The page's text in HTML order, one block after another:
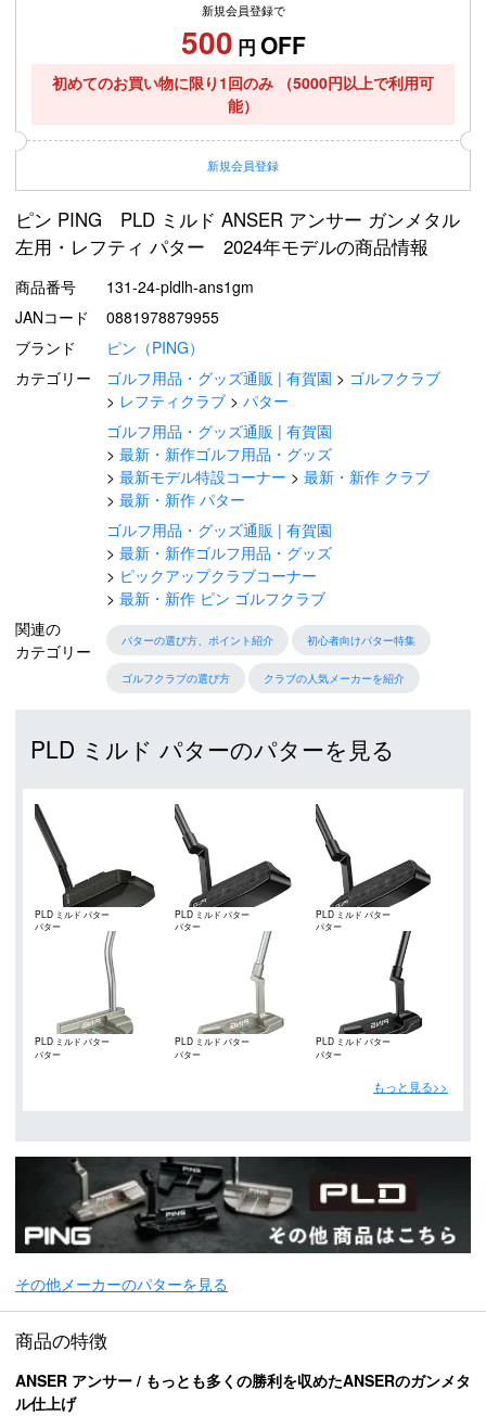
新規会員登録で
500 円 OFF
初めてのお買い物に限り1回のみ
（5000円以上で利用可
能）
新規会員登録
ピン PING PLD ミルド ANSER アンサー ガンメタル
左用・レフティ パター 2024年モデルの商品情報
商品番号
131-24-pldlh-ans1gm
JANコード
0881978879955
ブランド
ピン（PING）
カテゴリー
ゴルフ用品・グッズ通販 | 有賀園
ゴルフクラブ
レフティクラブ
パター
ゴルフ用品・グッズ通販 | 有賀園
最新・新作ゴルフ用品・グッズ
最新モデル特設コーナー
最新・新作 クラブ
最新・新作 パター
ゴルフ用品・グッズ通販 | 有賀園
最新・新作ゴルフ用品・グッズ
ピックアップクラブコーナー
最新・新作 ピン ゴルフクラブ
関連の
カテゴリー
パターの選び方、ポイント紹介 初心者向けパター特集
ゴルフクラブの選び方 クラブの人気メーカーを紹介
PLD ミルド パターのパターを見る
PLD ミルド パター
パター
PLD ミルド パター
パター
PLD ミルド パター
パター
PLD ミルド パター
パター
PLD ミルド パター
パター
PLD ミルド パター
パター
もっと見る>>
その他メーカーのパターを見る
商品の特徴
ANSER アンサー / もっとも多くの勝利を収めたANSERのガンメタ
ル仕上げ